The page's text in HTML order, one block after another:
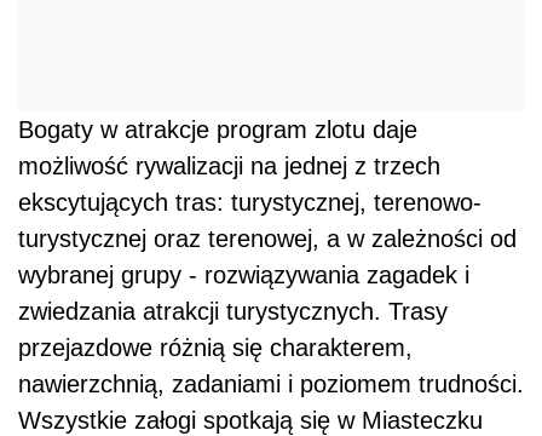
Bogaty w atrakcje program zlotu daje
możliwość rywalizacji na jednej z trzech
ekscytujących tras: turystycznej, terenowo-
turystycznej oraz terenowej, a w zależności od
wybranej grupy - rozwiązywania zagadek i
zwiedzania atrakcji turystycznych. Trasy
przejazdowe różnią się charakterem,
nawierzchnią, zadaniami i poziomem trudności.
Wszystkie załogi spotkają się w Miasteczku